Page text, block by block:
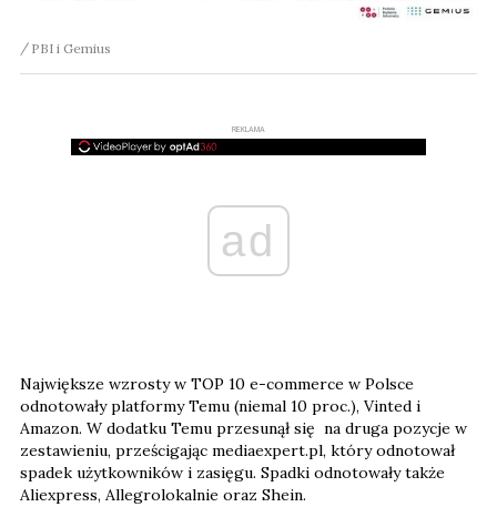
PBI i Gemius
REKLAMA
ad
Największe wzrosty w TOP 10 e-commerce w Polsce
odnotowały platformy Temu (niemal 10 proc.), Vinted i
Amazon. W dodatku Temu przesunął się na druga pozycje w
zestawieniu, prześcigając mediaexpert.pl, który odnotował
spadek użytkowników i zasięgu. Spadki odnotowały także
Aliexpress, Allegrolokalnie oraz Shein.